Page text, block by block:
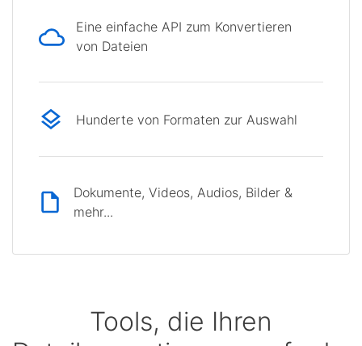
Eine einfache API zum Konvertieren
von Dateien
Hunderte von Formaten zur Auswahl
Dokumente, Videos, Audios, Bilder &
mehr...
Tools, die Ihren